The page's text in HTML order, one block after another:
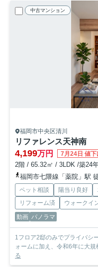
中古マンション
福岡市中央区清川
リファレンス天神南
4,199万円 7月24日 値下
2階 / 65.32㎡ / 3LDK /築24
福岡市七隈線「薬院」駅
ペット相談 陽当り良好
リフォーム済
ウォークイ
動画 パノラマ
1フロア2邸のみでプライバシ
ォームに加え、令和6年に大
る